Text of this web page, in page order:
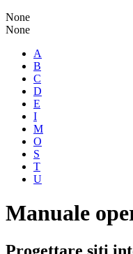
None
None
A
B
C
D
E
I
M
O
S
T
U
Manuale